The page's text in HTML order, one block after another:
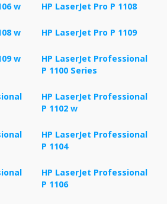
w HP LaserJet Pro P 1108
w HP LaserJet Pro P 1109
w
HP LaserJet Professional
P 1100 Series
HP LaserJet Professional
P 1102 w
HP LaserJet Professional
P 1104
HP LaserJet Professional
P 1106